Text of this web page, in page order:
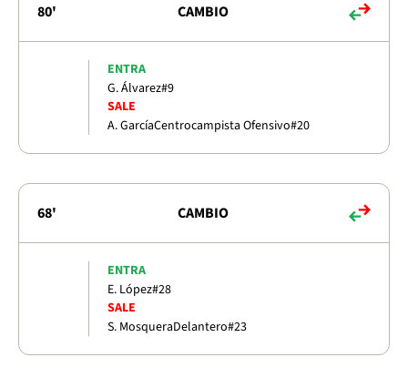
80' CAMBIO
ENTRA
G. Álvarez#9
SALE
A. GarcíaCentrocampista Ofensivo#20
68' CAMBIO
ENTRA
E. López#28
SALE
S. MosqueraDelantero#23